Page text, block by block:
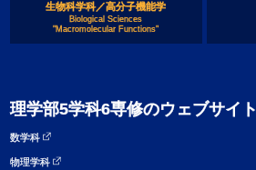
生物科学科／高分子機能学
Biological Sciences
"Macromolecular Functions"
理学部5学科6専修のウェブサイト
数学科
物理学科